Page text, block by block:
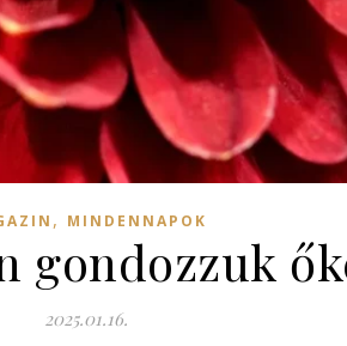
, MINDENNAPOK
gondozzuk
2025.01.16.